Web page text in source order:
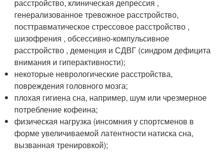
расстройство, клиническая депрессия ,
генерализованное тревожное расстройство,
посттравматическое стрессовое расстройство ,
шизофрения , обсессивно-компульсивное
расстройство , деменция и СДВГ (синдром дефицита
внимания и гиперактивности);
некоторые неврологические расстройства,
повреждения головного мозга;
плохая гигиена сна, например, шум или чрезмерное
потребление кофеина;
физическая нагрузка (инсомния у спортсменов в
форме увеличиваемой латентности натиска сна,
вызванная тренировкой);